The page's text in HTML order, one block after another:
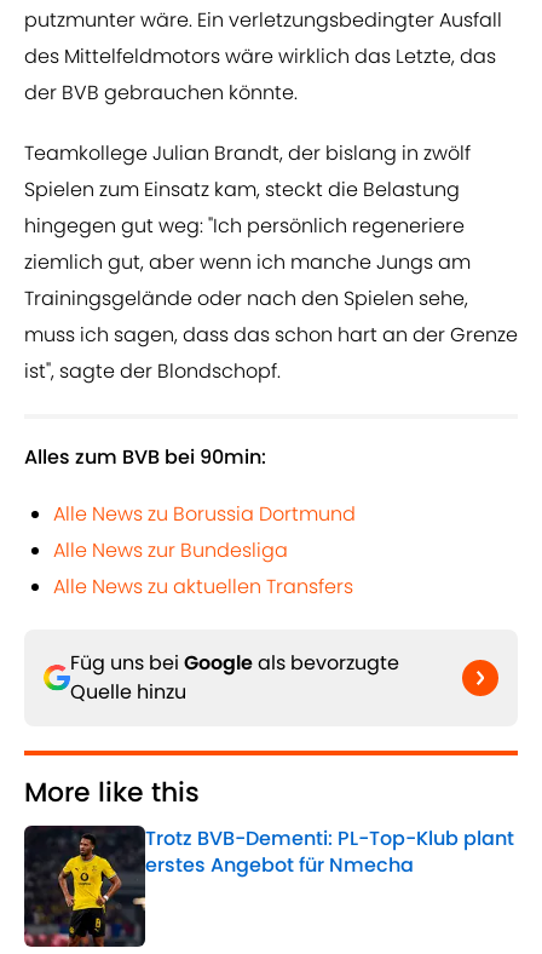
putzmunter wäre. Ein verletzungsbedingter Ausfall
des Mittelfeldmotors wäre wirklich das Letzte, das
der BVB gebrauchen könnte.
Teamkollege Julian Brandt, der bislang in zwölf
Spielen zum Einsatz kam, steckt die Belastung
hingegen gut weg: "Ich persönlich regeneriere
ziemlich gut, aber wenn ich manche Jungs am
Trainingsgelände oder nach den Spielen sehe,
muss ich sagen, dass das schon hart an der Grenze
ist", sagte der Blondschopf.
Alles zum BVB bei 90min:
Alle News zu Borussia Dortmund
Alle News zur Bundesliga
Alle News zu aktuellen Transfers
Füg uns bei Googleals bevorzugte
Quelle hinzu
More like this
Trotz BVB-Dementi: PL-Top-Klub plant
erstes Angebot für Nmecha
Published by on Invalid Date